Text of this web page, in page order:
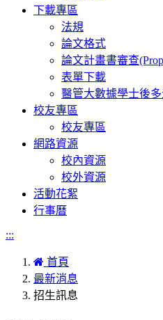
下載專區
法規
論文格式
論文計畫書審查
表單下載
醫管大數據學士後
校友專區
校友專區
網路資源
校內資源
校外資源
活動花絮
行事曆
:::
首頁
最新消息
招生訊息